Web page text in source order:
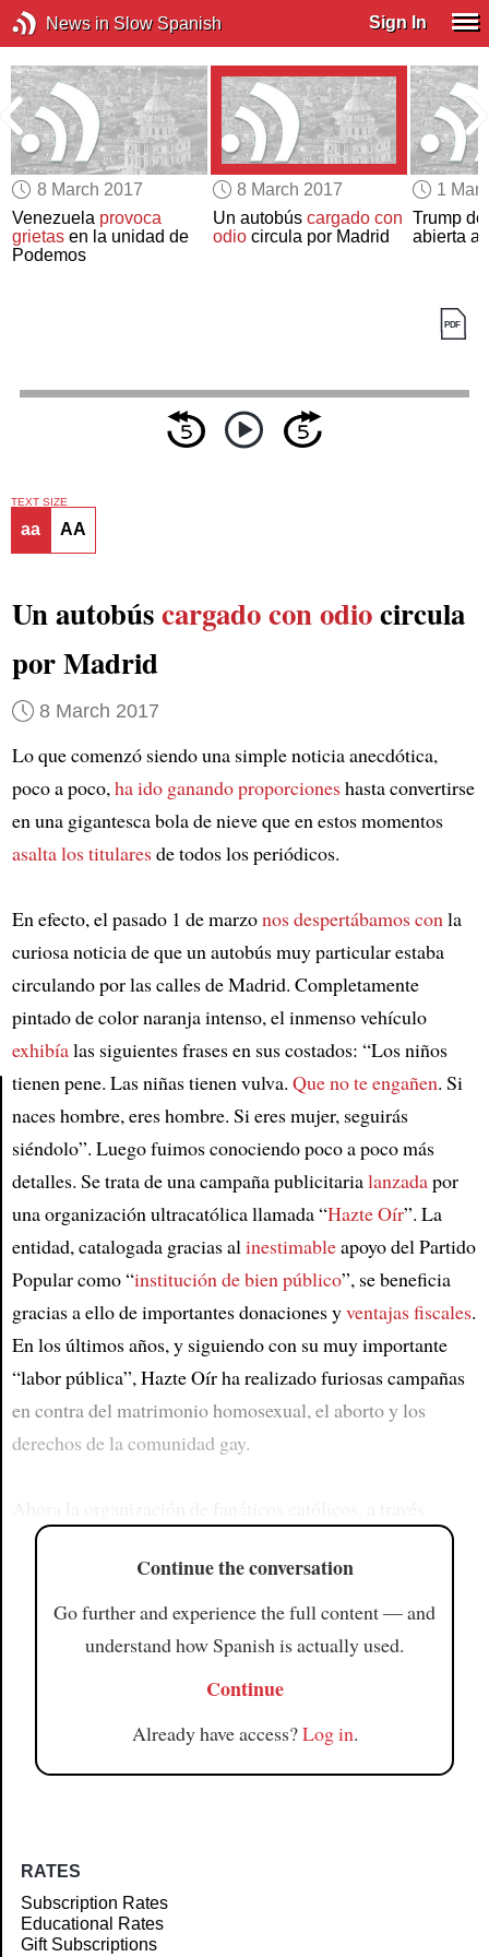
News in Slow Spanish Sign In
8 March 2017
Venezuela provoca
grietas en la unidad de
Podemos
8 March 2017
Un autobús cargado con
odiocircula por Madrid
1
Trump
abierta a
Article
TEXT SIZE
aa AA
Un autobúscargado con odiocircula
por Madrid
8 March 2017
Lo que comenzó siendo una simple noticia anecdótica,
poco a poco,ha ido ganando proporcioneshasta convertirse
en una gigantesca bola de nieve que en estos momentos
asalta los titularesde todos los periódicos.
En efecto, el pasado 1 de marzonos despertábamos conla
curiosa noticia de que un autobús muy particular estaba
circulando por las calles de Madrid. Completamente
pintado de color naranja intenso, el inmenso vehículo
exhibíalas siguientes frases en sus costados: “Los niños
tienen pene. Las niñas tienen vulva. Que no te engañen. Si
naces hombre, eres hombre. Si eres mujer, seguirás
siéndolo”. Luego fuimos conociendo poco a poco más
detalles. Se trata de una campaña publicitarialanzadapor
una organización ultracatólica llamada “Hazte Oír”. La
entidad, catalogada gracias alinestimableapoyo del Partido
Popular como “institución de bien público”, se beneficia
gracias a ello de importantes donaciones yventajas fiscales.
En los últimos años, y siguiendo con su muy importante
“labor pública”, Hazte Oír ha realizado furiosas campañas
en contra del matrimonio homosexual, el aborto y los
derechos de la comunidad gay.
Continue the conversation
Go further and experience the full content — and
understand how Spanish is actually used.
Continue
Already have access?Log in.
RATES
Subscription Rates
Educational Rates
Gift Subscriptions